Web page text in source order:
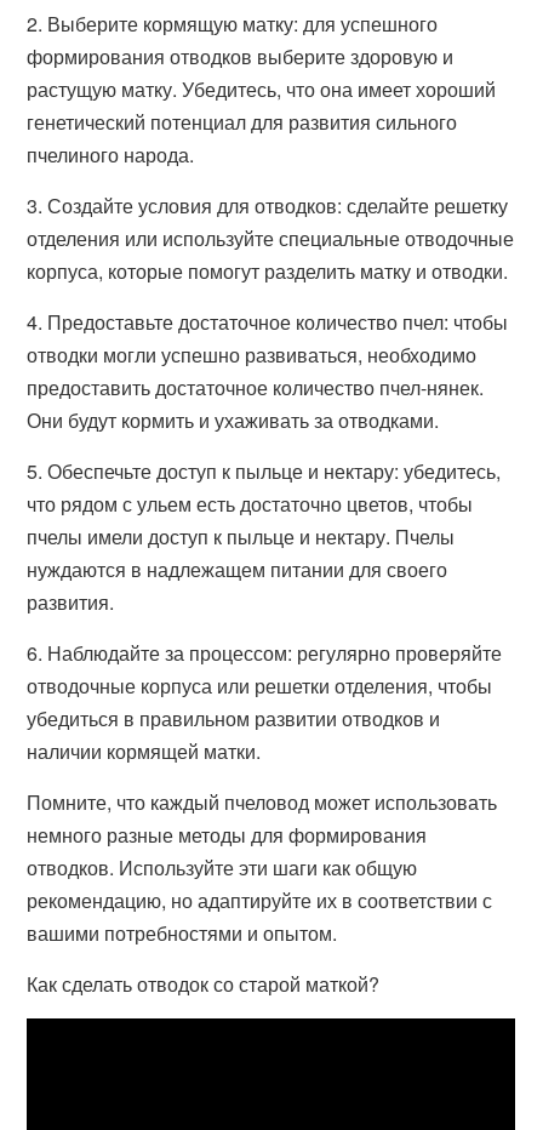
2. Выберите кормящую матку: для успешного
формирования отводков выберите здоровую и
растущую матку. Убедитесь, что она имеет хороший
генетический потенциал для развития сильного
пчелиного народа.
3. Создайте условия для отводков: сделайте решетку
отделения или используйте специальные отводочные
корпуса, которые помогут разделить матку и отводки.
4. Предоставьте достаточное количество пчел: чтобы
отводки могли успешно развиваться, необходимо
предоставить достаточное количество пчел-нянек.
Они будут кормить и ухаживать за отводками.
5. Обеспечьте доступ к пыльце и нектару: убедитесь,
что рядом с ульем есть достаточно цветов, чтобы
пчелы имели доступ к пыльце и нектару. Пчелы
нуждаются в надлежащем питании для своего
развития.
6. Наблюдайте за процессом: регулярно проверяйте
отводочные корпуса или решетки отделения, чтобы
убедиться в правильном развитии отводков и
наличии кормящей матки.
Помните, что каждый пчеловод может использовать
немного разные методы для формирования
отводков. Используйте эти шаги как общую
рекомендацию, но адаптируйте их в соответствии с
вашими потребностями и опытом.
Как сделать отводок со старой маткой?